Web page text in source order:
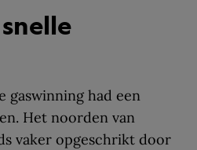
gaswinning had een
Het noorden van
vaker opgeschrikt door